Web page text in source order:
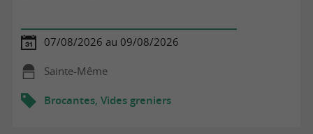
07/08/2026 au 09/08/2026
Sainte-Même
Brocantes, Vides greniers